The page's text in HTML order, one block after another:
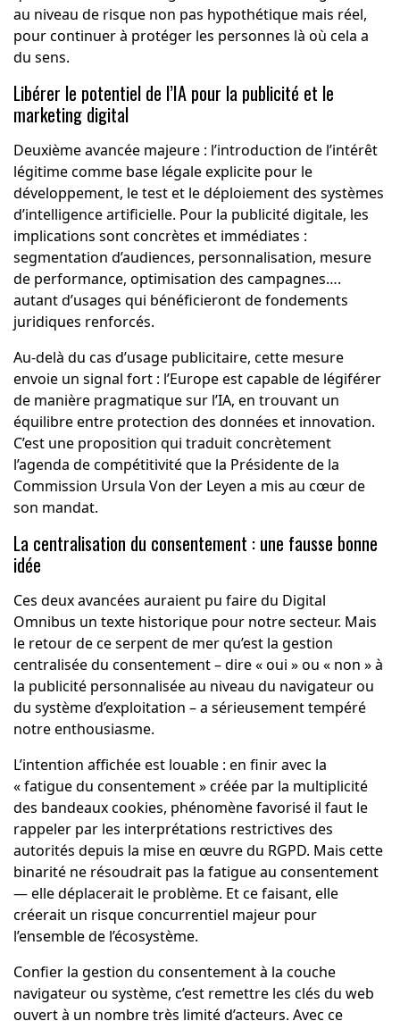
au niveau de risque non pas hypothétique mais réel,
pour continuer à protéger les personnes là où cela a
du sens.
Libérer le potentiel de l’IA pour la publicité et le
marketing digital
Deuxième avancée majeure : l’introduction de l’intérêt
légitime comme base légale explicite pour le
développement, le test et le déploiement des systèmes
d’intelligence artificielle. Pour la publicité digitale, les
implications sont concrètes et immédiates :
segmentation d’audiences, personnalisation, mesure
de performance, optimisation des campagnes….
autant d’usages qui bénéficieront de fondements
juridiques renforcés.
Au-delà du cas d’usage publicitaire, cette mesure
envoie un signal fort : l’Europe est capable de légiférer
de manière pragmatique sur l’IA, en trouvant un
équilibre entre protection des données et innovation.
C’est une proposition qui traduit concrètement
l’agenda de compétitivité que la Présidente de la
Commission Ursula Von der Leyen a mis au cœur de
son mandat.
La centralisation du consentement : une fausse bonne
idée
Ces deux avancées auraient pu faire du Digital
Omnibus un texte historique pour notre secteur. Mais
le retour de ce serpent de mer qu’est la gestion
centralisée du consentement – dire « oui » ou « non » à
la publicité personnalisée au niveau du navigateur ou
du système d’exploitation – a sérieusement tempéré
notre enthousiasme.
L’intention affichée est louable : en finir avec la
« fatigue du consentement » créée par la multiplicité
des bandeaux cookies, phénomène favorisé il faut le
rappeler par les interprétations restrictives des
autorités depuis la mise en œuvre du RGPD. Mais cette
binarité ne résoudrait pas la fatigue au consentement
— elle déplacerait le problème. Et ce faisant, elle
créerait un risque concurrentiel majeur pour
l’ensemble de l’écosystème.
Confier la gestion du consentement à la couche
navigateur ou système, c’est remettre les clés du web
ouvert à un nombre très limité d’acteurs. Avec ce